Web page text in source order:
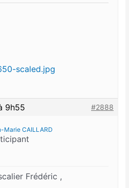
scaled.jpg
9h55 #2888
Marie CAILLARD
Frédéric ,